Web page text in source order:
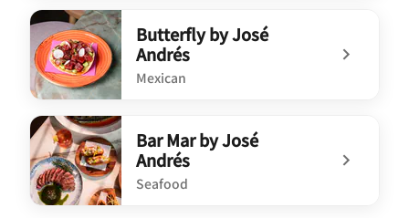
undefined Zaytinya by José Andrés
Butterfly by José
Andrés
Mexican
undefined Butterfly by José Andrés
Bar Mar by José
Andrés
Seafood